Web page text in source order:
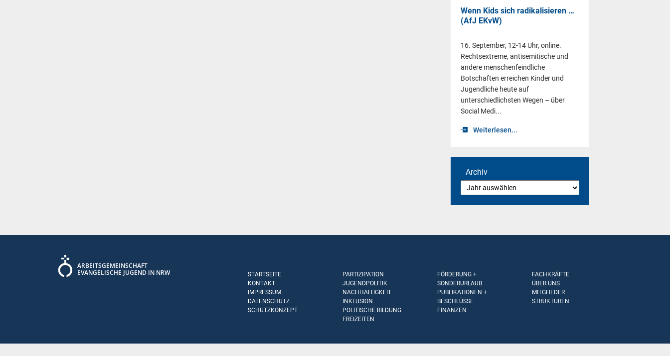
Wenn Kids sich radikalisieren …
(AfJ EKvW)
16. September, 12-14 Uhr, online.
Rechtsextreme, antisemitische und
andere menschenfeindliche
Botschaften erreichen Kinder und
Jugendliche heute auf
unterschiedlichsten Wegen – über
Social Medi...
Weiterlesen...
Archiv
ARBEITSGEMEINSCHAFT
EVANGELISCHE JUGEND IN NRW
STARTSEITE
KONTAKT
IMPRESSUM
DATENSCHUTZ
SCHUTZKONZEPT
PARTIZIPATION
JUGENDPOLITIK
NACHHALTIGKEIT
INKLUSION
POLITISCHE BILDUNG
FREIZEITEN
FÖRDERUNG +
SONDERURLAUB
PUBLIKATIONEN +
BESCHLÜSSE
FINANZEN
FACHKRÄFTE
ÜBER UNS
MITGLIEDER
STRUKTUREN